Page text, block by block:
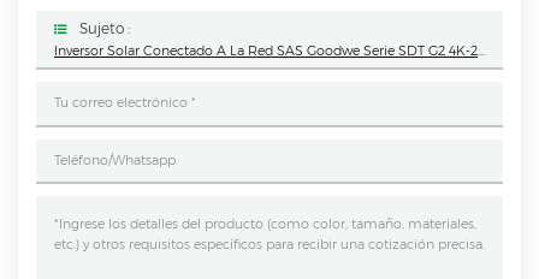
Sujeto :
Inversor Solar Conectado A La Red SAS Goodwe Serie SDT G2 4K-20K Trifásico